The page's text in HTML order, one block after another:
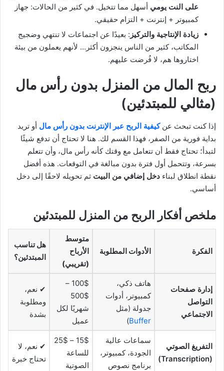
على النت يومي أسهل مما تتخيل. في كثير من الحالات: جهاز
كمبيوتر + إنترنت + التزام حقيقي.
زيادة الإنتاجية والتركيز : بعيدًا عن اجتماعات لا تنتهي وضجيج
المكاتب، كثير من الناس ينجزون أكثر… لأنهم يعملون من بيئة
اختاروها هم، لا فُرضت عليهم.
ربح المال من المنزل بدون رأس مال
(مثالي للمبتدئين)
إذا كنت تبحث عنكيفية الربح عبر الإنترنت بدون رأس مال أو تريد
بداية فورية من الصفر، فهذا القسم لك. هنا لا تحتاج أن تدفع شيئًا
لتبدأ؛ تحتاج فقط أن تتعامل مع وقتك كأنه رأس مال، وأن تتعلم
بسرعة، وتتحمل أول فترة بدون مبالغة في التوقعات. هذه أفضل
نقطة انطلاق لبناء دخل إضافي من البيت ثم تحويله لاحقًا إلى دخل
أساسي.
ملخص أفكار الربح من المنزل للمبتدئين
الفكرة الأدوات المطلوبة
متوسط
الأرباح
(تقريبي)
هل تناسب
المبتدئين؟
إدارة صفحات
التواصل
الاجتماعي
هاتف ذكي،
كمبيوتر، أدوات
جدولة (مثل
Buffer
)
100$ –
500$
شهريًا لكل
عميل
✔ نعم،
ومطلوبة
بشدة
التفريغ الصوتي
(Transcription)
سماعات عالية
الجودة، كمبيوتر،
برنامج نصوص
15$ – 25$
للساعة
الصوتية
✔ نعم، لا
تحتاج خبرة